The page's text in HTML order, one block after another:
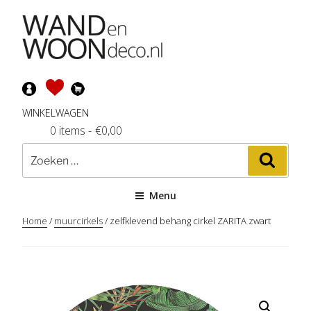
inhoud
WINKELWAGEN
- €0,00
0 items
Zoeken
naar:
Menu
Home / muurcirkels/ zelfklevend behang cirkel ZARITA zwart